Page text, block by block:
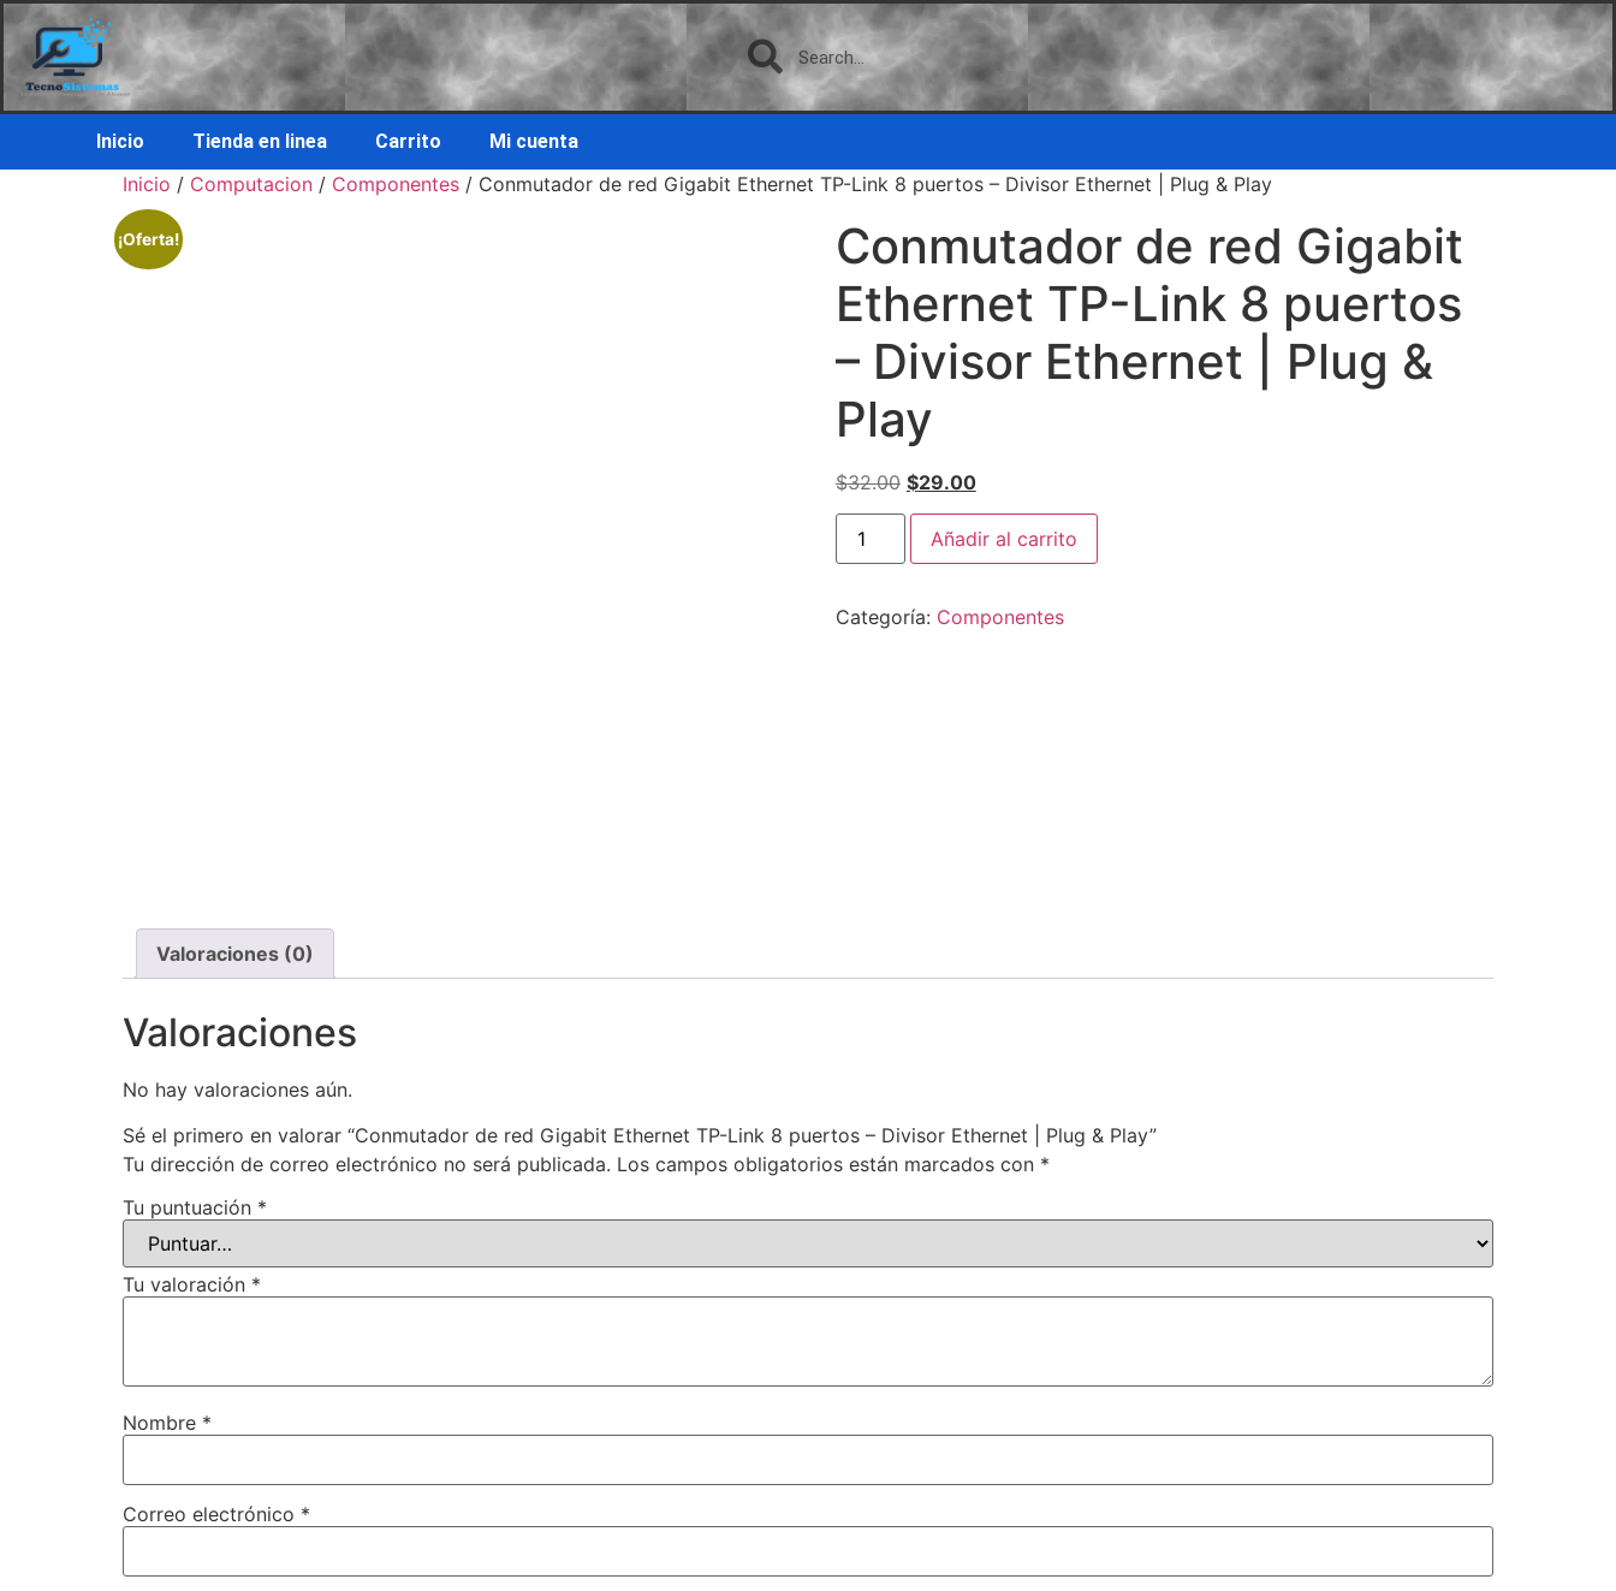
Inicio Tienda en linea Carrito Mi cuenta
Inicio / Computacion / Componentes / Conmutador de red Gigabit Ethernet TP-Link 8 puertos – Divisor Ethernet | Plug & Play
¡Oferta!
Conmutador de red Gigabit
Ethernet TP-Link 8 puertos
– Divisor Ethernet | Plug &
Play
$32.00 $29.00
Añadir al carrito
Categoría: Componentes
Valoraciones (0)
Valoraciones
No hay valoraciones aún.
Sé el primero en valorar “Conmutador de red Gigabit Ethernet TP-Link 8 puertos – Divisor Ethernet | Plug & Play”
Tu dirección de correo electrónico no será publicada. Los campos obligatorios están marcados con *
Tu puntuación *
Tu valoración *
Nombre *
Correo electrónico *